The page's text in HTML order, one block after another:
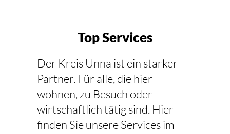
Top Services
Der Kreis Unna ist ein starker
Partner. Für alle, die hier
wohnen, zu Besuch oder
wirtschaftlich tätig sind. Hier
finden Sie unsere Services im